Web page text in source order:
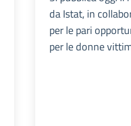
da Istat, in
per le pari
per le donne